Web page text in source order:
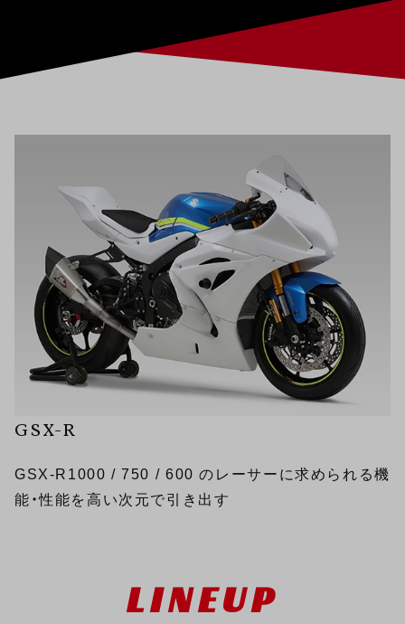
GSX-R
GSX-R1000 / 750 / 600 のレーサーに求められる機
能・性能を高い次元で引き出す
LINEUP